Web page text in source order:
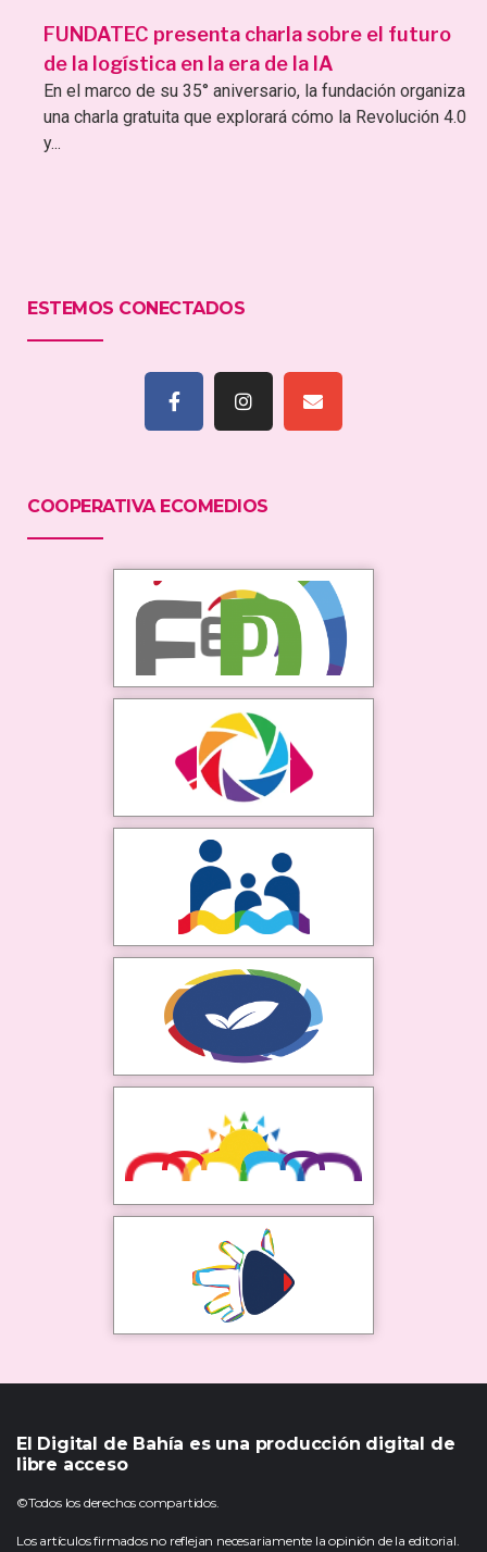
FUNDATEC presenta charla sobre el futuro
de la logística en la era de la IA
En el marco de su 35° aniversario, la fundación organiza
una charla gratuita que explorará cómo la Revolución 4.0
y...
ESTEMOS CONECTADOS
COOPERATIVA ECOMEDIOS
El Digital de Bahía es una producción digital de
libre acceso
©Todos los derechos compartidos.
Los artículos firmados no reflejan necesariamente la opinión de la editorial.